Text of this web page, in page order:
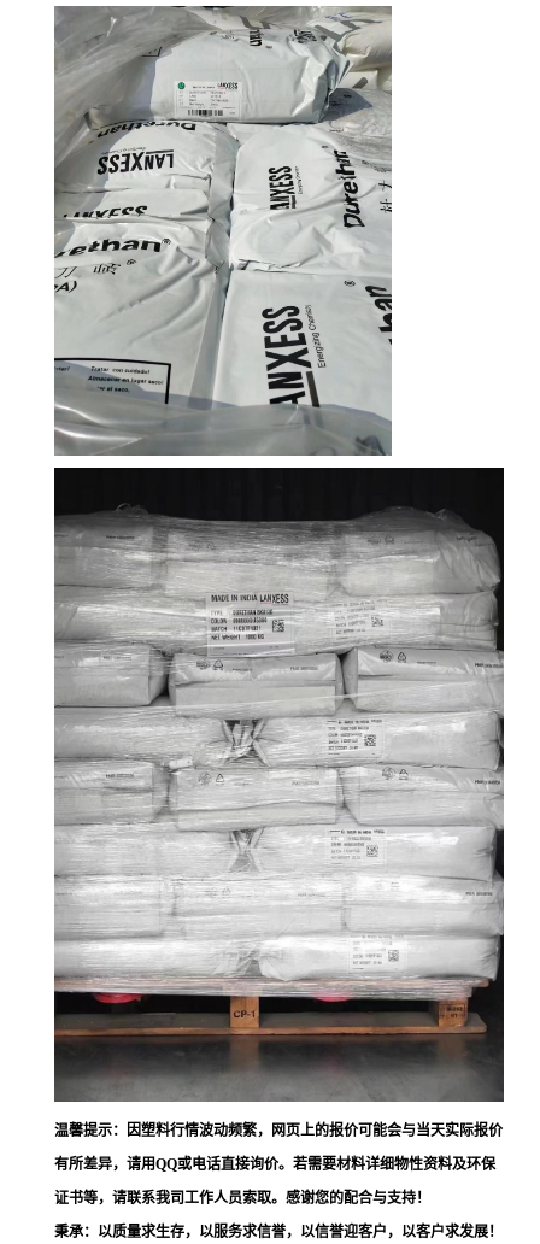
温馨提示：因塑料行情波动频繁，网页上的报价可能会与当天实际报价
有所差异，请用QQ或电话直接询价。若需要材料详细物性资料及环保
证书等，请联系我司工作人员索取。感谢您的配合与支持！
秉承：以质量求生存，以服务求信誉，以信誉迎客户，以客户求发展！